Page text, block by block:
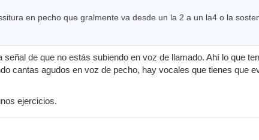
en pecho que gralmente va desde un la 2 a un la4 o la
señal de que no estás subiendo en voz de llamado. Ahí lo que
cantas agudos en voz de pecho, hay vocales que tienes que
ejercicios.